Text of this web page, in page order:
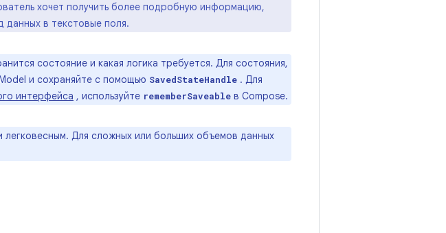
хочет получить более подробную информацию,
данных в текстовые поля.
состояние и какая логика требуется. Для состояния,
и сохраняйте с помощью SavedStateHandle . Для
интерфейса , используйте rememberSaveable в Compose.
Для сложных или больших объемов данных